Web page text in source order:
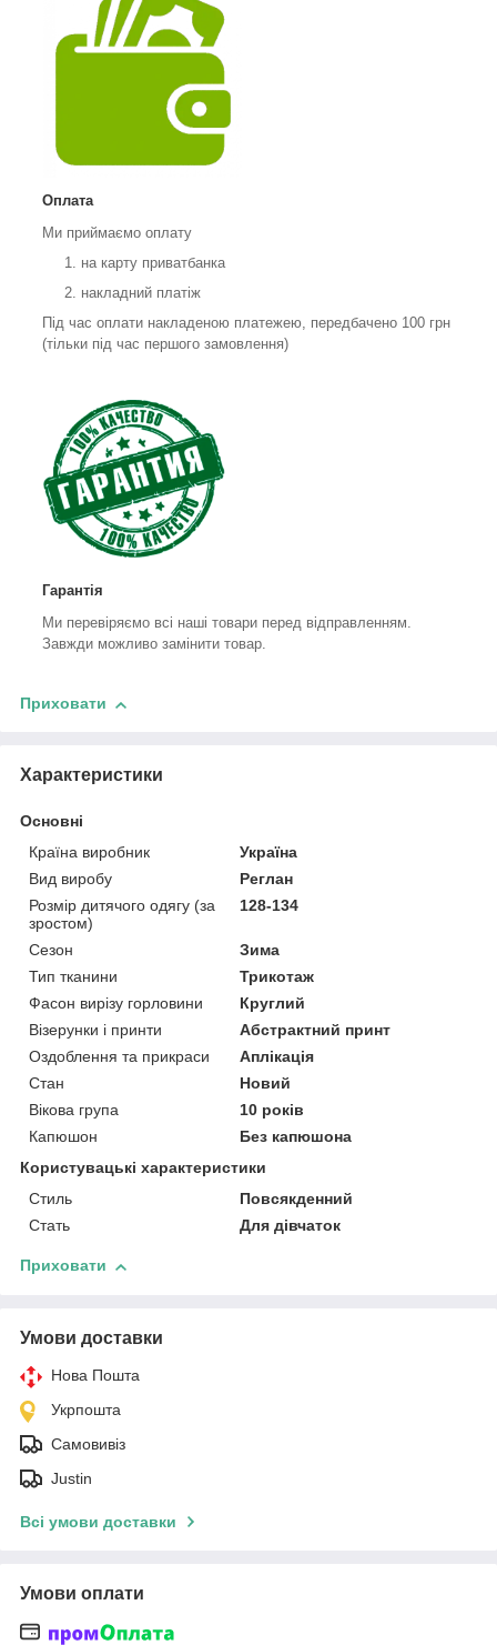
Оплата
Ми приймаємо оплату
на карту приватбанка
накладний платіж
Під час оплати накладеною платежею, передбачено 100 грн
(тільки під час першого замовлення)
Гарантія
Ми перевіряємо всі наші товари перед відправленням.
Завжди можливо замінити товар.
Приховати
Характеристики
Основні
Країна виробник
Україна
Вид виробу
Реглан
Розмір дитячого одягу (за
зростом)
128-134
Сезон
Зима
Тип тканини
Трикотаж
Фасон вирізу горловини
Круглий
Візерунки і принти
Абстрактний принт
Оздоблення та прикраси
Аплікація
Стан
Новий
Вікова група
10 років
Капюшон
Без капюшона
Користувацькі характеристики
Стиль
Повсякденний
Стать
Для дівчаток
Приховати
Умови доставки
Нова Пошта
Укрпошта
Самовивіз
Justin
Всі умови доставки
Умови оплати